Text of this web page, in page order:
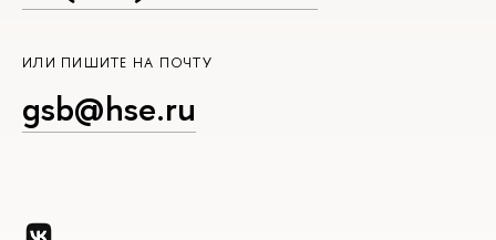
ИЛИ ПИШИТЕ НА ПОЧТУ
gsb@hse.ru